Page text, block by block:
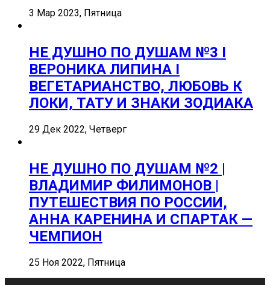
3 Мар 2023, Пятница
НЕ ДУШНО ПО ДУШАМ №3 I
ВЕРОНИКА ЛИПИНА I
ВЕГЕТАРИАНСТВО, ЛЮБОВЬ К
ЛОКИ, ТАТУ И ЗНАКИ ЗОДИАКА
29 Дек 2022, Четверг
НЕ ДУШНО ПО ДУШАМ №2 |
ВЛАДИМИР ФИЛИМОНОВ |
ПУТЕШЕСТВИЯ ПО РОССИИ,
АННА КАРЕНИНА И СПАРТАК —
ЧЕМПИОН
25 Ноя 2022, Пятница